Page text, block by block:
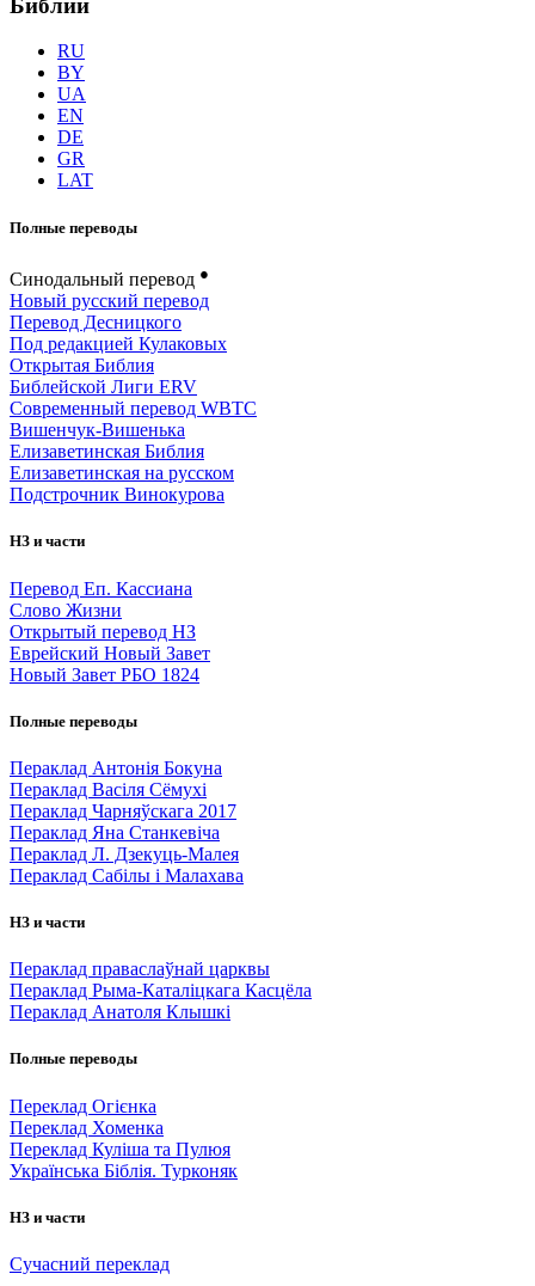
Библии
RU
BY
UA
EN
DE
GR
LAT
Полные переводы
Синодальный перевод ●
Новый русский перевод
Перевод Десницкого
Под редакцией Кулаковых
Открытая Библия
Библейской Лиги ERV
Cовременный перевод WBTC
Вишенчук-Вишенька
Елизаветинская Библия
Елизаветинская на русском
Подстрочник Винокурова
НЗ и части
Перевод Еп. Кассиана
Слово Жизни
Открытый перевод НЗ
Еврейский Новый Завет
Новый Завет РБО 1824
Полные переводы
Пераклад Антонія Бокуна
Пераклад Васіля Сёмухі
Пераклад Чарняўскага 2017
Пераклад Яна Станкевіча
Пераклад Л. Дзекуць-Малея
Пераклад Сабілы і Малахава
НЗ и части
Пераклад праваслаўнай царквы
Пераклад Рыма-Каталіцкага Касцёла
Пераклад Анатоля Клышкi
Полные переводы
Переклад Огієнка
Переклад Хоменка
Переклад Куліша та Пулюя
Українська Біблія. Турконяк
НЗ и части
Сучасний переклад